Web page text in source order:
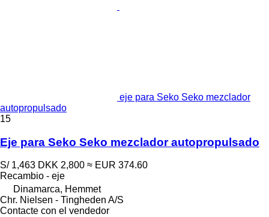
eje para Seko Seko mezclador
autopropulsado
15
Eje para Seko Seko mezclador autopropulsado
S/ 1,463 DKK 2,800 ≈ EUR 374.60
Recambio - eje
Dinamarca, Hemmet
Chr. Nielsen - Tingheden A/S
Contacte con el vendedor